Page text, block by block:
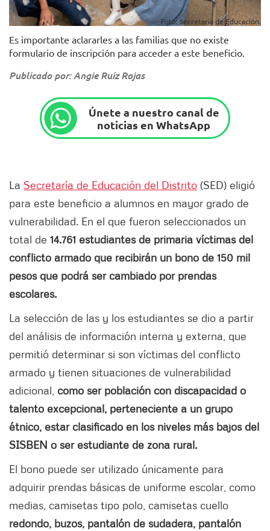
Foto: Secretaría de Educación.
Es importante aclararles a las familias que no existe
formulario de inscripción para acceder a este beneficio.
Publicado por: Angie Ruíz Rojas
Únete a nuestro canal de
noticias en WhatsApp
La Secretaría de Educación del Distrito (SED) eligió
para este beneficio a alumnos en mayor grado de
vulnerabilidad. En el que fueron seleccionados un
total de 14.761 estudiantes de primaria víctimas del
conflicto armado que recibirán un bono de 150 mil
pesos que podrá ser cambiado por prendas
escolares.
La selección de las y los estudiantes se dio a partir
del análisis de información interna y externa, que
permitió determinar si son víctimas del conflicto
armado y tienen situaciones de vulnerabilidad
adicional, como ser población con discapacidad o
talento excepcional, perteneciente a un grupo
étnico, estar clasificado en los niveles más bajos del
SISBEN o ser estudiante de zona rural.
El bono puede ser utilizado únicamente para
adquirir prendas básicas de uniforme escolar, como
medias, camisetas tipo polo, camisetas cuello
redondo, buzos, pantalón de sudadera, pantalón